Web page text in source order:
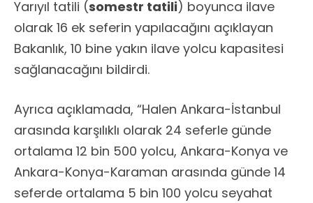
Yarıyıl tatili (somestr tatili) boyunca ilave
olarak 16 ek seferin yapılacağını açıklayan
Bakanlık, 10 bine yakın ilave yolcu kapasitesi
sağlanacağını bildirdi.
Ayrıca açıklamada, “Halen Ankara-İstanbul
arasında karşılıklı olarak 24 seferle günde
ortalama 12 bin 500 yolcu, Ankara-Konya ve
Ankara-Konya-Karaman arasında günde 14
seferde ortalama 5 bin 100 yolcu seyahat